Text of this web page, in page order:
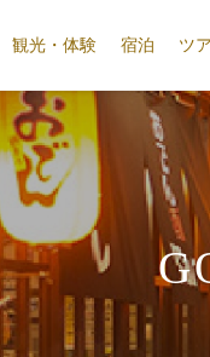
観光・体験 宿泊 ツ